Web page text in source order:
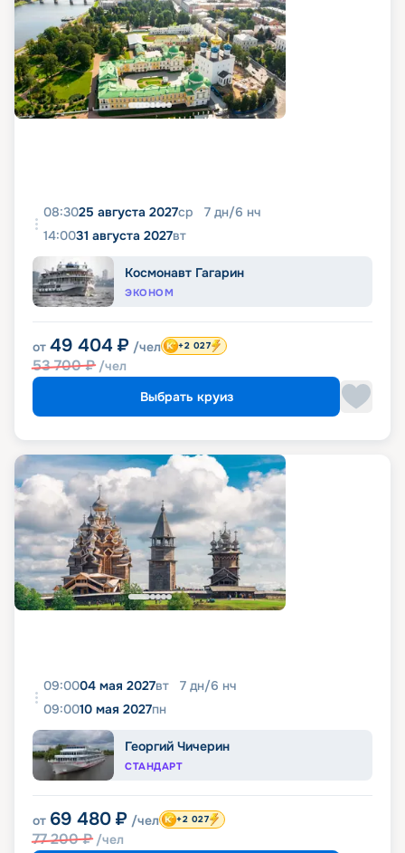
08:3025 августа 2027ср 7 дн/6 нч
14:0031 августа 2027вт
Космонавт Гагарин
ЭКОНОМ
от 49 404 ₽ /чел
53 700₽ /чел
+2 027
Выбрать круиз
09:0004 мая 2027вт 7 дн/6 нч
09:0010 мая 2027пн
Георгий Чичерин
СТАНДАРТ
от 69 480 ₽ /чел
77 200₽ /чел
+2 027